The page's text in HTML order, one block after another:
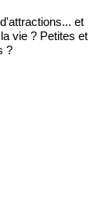
et
vie ? Petites et
?